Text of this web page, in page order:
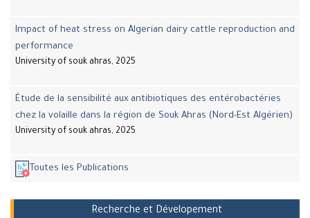
Impact of heat stress on Algerian dairy cattle reproduction and
performance
University of souk ahras, 2025
Étude de la sensibilité aux antibiotiques des entérobactéries
chez la volaille dans la région de Souk Ahras (Nord-Est Algérien)
University of souk ahras, 2025
Toutes les Publications
Recherche et Dévelopement